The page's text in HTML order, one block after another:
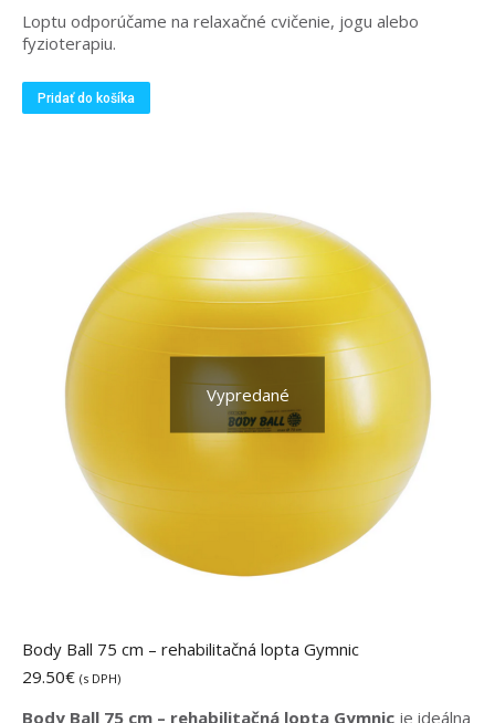
Loptu odporúčame na relaxačné cvičenie, jogu alebo
fyzioterapiu.
Pridať do košíka
Vypredané
Body Ball 75 cm – rehabilitačná lopta Gymnic
29.50€ (s DPH)
Body Ball 75 cm – rehabilitačná lopta Gymnic je ideálna